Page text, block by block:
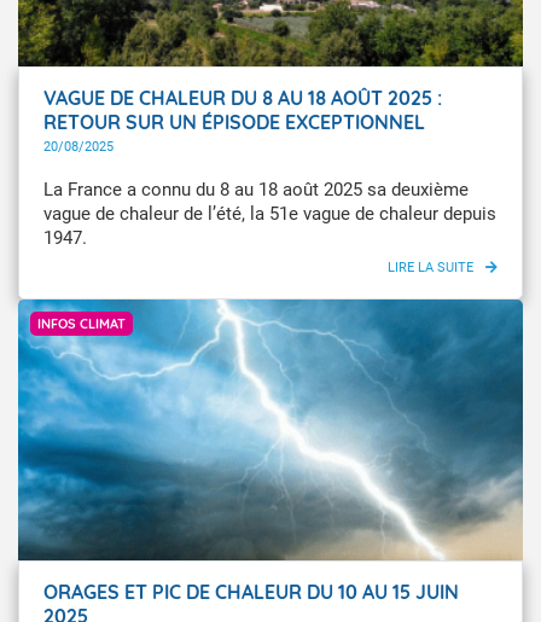
VAGUE DE CHALEUR DU 8 AU 18 AOÛT 2025 :
RETOUR SUR UN ÉPISODE EXCEPTIONNEL
20/08/2025
La France a connu du 8 au 18 août 2025 sa deuxième
vague de chaleur de l’été, la 51e vague de chaleur depuis
1947.
INFOS CLIMAT
Météo-France
ORAGES ET PIC DE CHALEUR DU 10 AU 15 JUIN
2025